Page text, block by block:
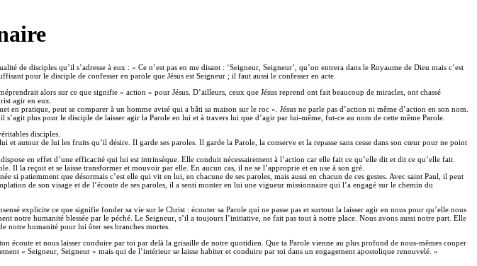
de disciples qu’il s’adresse à eux : « Ce n’est pas en me disant : ‘Seigneur, Seigneur’, qu’on entrera dans le Royaume de Dieu mais c’est
pour le disciple de confesser en parole que Jésus est Seigneur ; il faut aussi le confesser en acte.
alors sur ce que signifie « action » pour Jésus. D’ailleurs, ceux que Jésus reprend ont fait beaucoup de miracles, ont chassé
agir en eux.
pratique, peut se comparer à un homme avisé qui a bâti sa maison sur le roc ». Jésus ne parle pas d’action ni même d’action en son nom.
plus pour le disciple de laisser agir la Parole en lui et à travers lui que d’agir par lui-même, fut-ce au nom de cette même Parole.
disciples.
autour de lui les fruits qu’il désire. Il garde ses paroles. Il garde la Parole, la conserve et la repasse sans cesse dans son cœur pour ne point
en effet d’une efficacité qui lui est intrinsèque. Elle conduit nécessairement à l’action car elle fait ce qu’elle dit et dit ce qu’elle fait.
Il la reçoit et se laisse transformer et mouvoir par elle. En aucun cas, il ne se l’approprie et en use à son gré.
si patiemment que désormais c’est elle qui vit en lui, en chacune de ses paroles, mais aussi en chacun de ces gestes. Avec saint Paul, il peut
de son visage et de l’écoute de ses paroles, il a senti monter en lui une vigueur missionnaire qui l’a engagé sur le chemin du
explicite ce que signifie fonder sa vie sur le Christ : écouter sa Parole qui ne passe pas et surtout la laisser agir en nous pour qu’elle nous
notre humanité blessée par le péché. Le Seigneur, s’il a toujours l’initiative, ne fait pas tout à notre place. Nous avons aussi notre part. Elle
notre humanité pour lui ôter ses branches mortes.
écoute et nous laisser conduire par toi par delà la grisaille de notre quotidien. Que ta Parole vienne au plus profond de nous-mêmes couper
« Seigneur, Seigneur » mais qui de l’intérieur se laisse habiter et conduire par toi dans un engagement apostolique renouvelé. »